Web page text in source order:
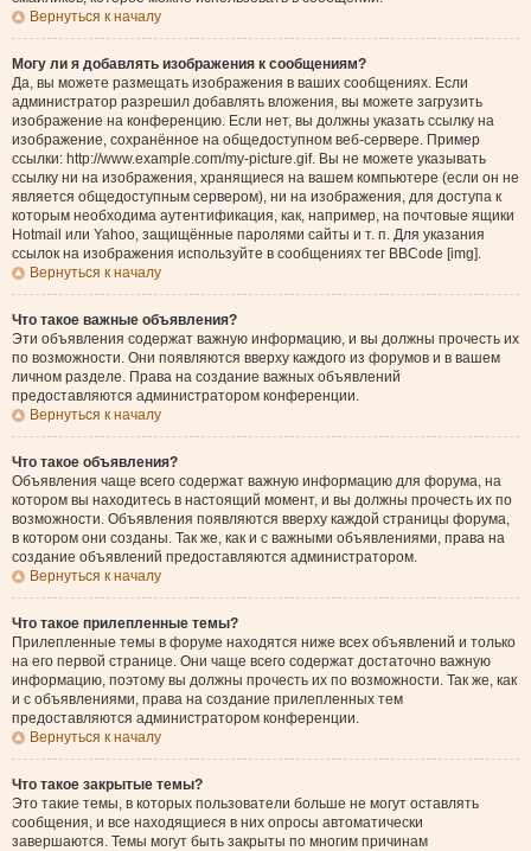
Вернуться к началу
Могу ли я добавлять изображения к сообщениям?
Да, вы можете размещать изображения в ваших сообщениях. Если
администратор разрешил добавлять вложения, вы можете загрузить
изображение на конференцию. Если нет, вы должны указать ссылку на
изображение, сохранённое на общедоступном веб-сервере. Пример
ссылки: http://www.example.com/my-picture.gif. Вы не можете указывать
ссылку ни на изображения, хранящиеся на вашем компьютере (если он не
является общедоступным сервером), ни на изображения, для доступа к
которым необходима аутентификация, как, например, на почтовые ящики
Hotmail или Yahoo, защищённые паролями сайты и т. п. Для указания
ссылок на изображения используйте в сообщениях тег BBCode [img].
Вернуться к началу
Что такое важные объявления?
Эти объявления содержат важную информацию, и вы должны прочесть их
по возможности. Они появляются вверху каждого из форумов и в вашем
личном разделе. Права на создание важных объявлений
предоставляются администратором конференции.
Вернуться к началу
Что такое объявления?
Объявления чаще всего содержат важную информацию для форума, на
котором вы находитесь в настоящий момент, и вы должны прочесть их по
возможности. Объявления появляются вверху каждой страницы форума,
в котором они созданы. Так же, как и с важными объявлениями, права на
создание объявлений предоставляются администратором.
Вернуться к началу
Что такое прилепленные темы?
Прилепленные темы в форуме находятся ниже всех объявлений и только
на его первой странице. Они чаще всего содержат достаточно важную
информацию, поэтому вы должны прочесть их по возможности. Так же, как
и с объявлениями, права на создание прилепленных тем
предоставляются администратором конференции.
Вернуться к началу
Что такое закрытые темы?
Это такие темы, в которых пользователи больше не могут оставлять
сообщения, и все находящиеся в них опросы автоматически
завершаются. Темы могут быть закрыты по многим причинам